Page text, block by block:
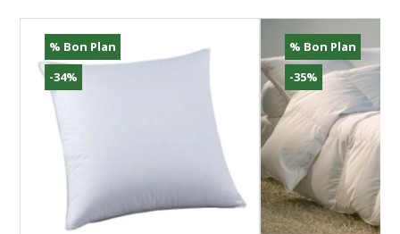
% Bon Plan
-34%
% Bon Plan
-35%